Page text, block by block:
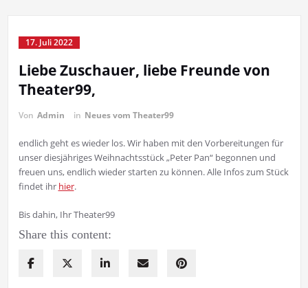
17. Juli 2022
Liebe Zuschauer, liebe Freunde von
Theater99,
Von Admin in Neues vom Theater99
endlich geht es wieder los. Wir haben mit den Vorbereitungen für
unser diesjähriges Weihnachtsstück „Peter Pan“ begonnen und
freuen uns, endlich wieder starten zu können. Alle Infos zum Stück
findet ihr hier.
Bis dahin, Ihr Theater99
Share this content: